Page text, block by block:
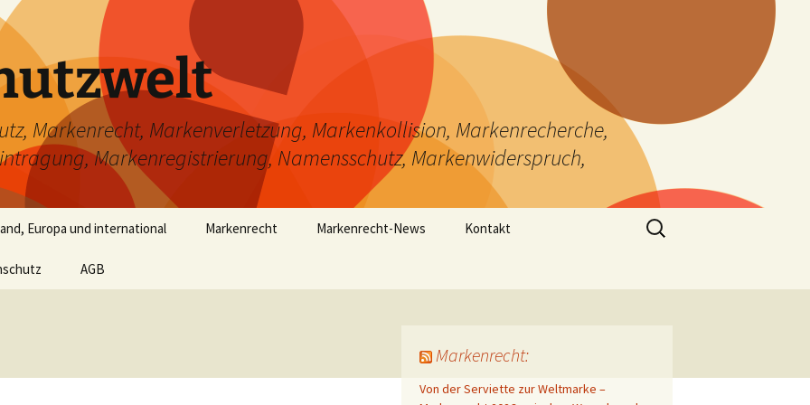
Markenrecht, Markenverletzung, Markenkollision, Markenrecherche,
Markenregistrierung, Namensschutz, Markenwiderspruch,
Europa und international Markenrecht Markenrecht-News Kontakt
AGB
Suchen
nach:
Markenrecht:
Von der Serviette zur Weltmarke –